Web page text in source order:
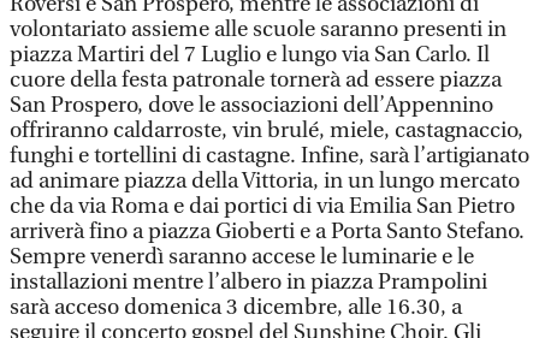
volontariato assieme alle scuole saranno presenti in
piazza Martiri del 7 Luglio e lungo via San Carlo. Il
cuore della festa patronale tornerà ad essere piazza
San Prospero, dove le associazioni dell’Appennino
offriranno caldarroste, vin brulé, miele, castagnaccio,
funghi e tortellini di castagne. Infine, sarà l’artigianato
ad animare piazza della Vittoria, in un lungo mercato
che da via Roma e dai portici di via Emilia San Pietro
arriverà fino a piazza Gioberti e a Porta Santo Stefano.
Sempre venerdì saranno accese le luminarie e le
installazioni mentre l’albero in piazza Prampolini
sarà acceso domenica 3 dicembre, alle 16.30, a
seguire il concerto gospel del Sunshine Choir. Gli